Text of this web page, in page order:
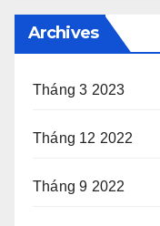
Archives
Tháng 3 2023
Tháng 12 2022
Tháng 9 2022